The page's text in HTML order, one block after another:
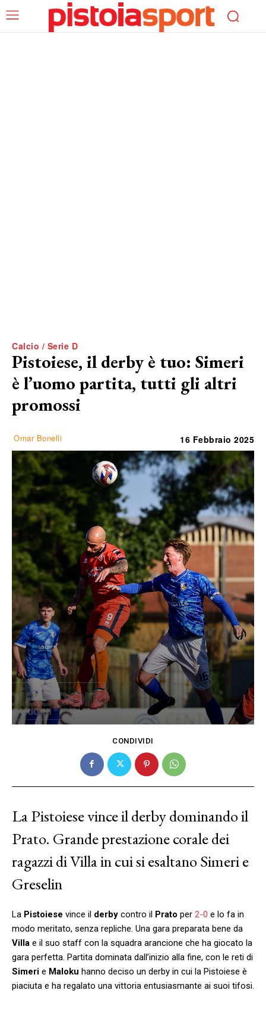
Calcio / Serie D
Pistoiese, il derby è tuo: Simeri
è l’uomo partita, tutti gli altri
promossi
Omar Bonelli 16 Febbraio 2025
CONDIVIDI
La Pistoiese vince il derby dominando il
Prato. Grande prestazione corale dei
ragazzi di Villa in cui si esaltano Simeri e
Greselin
La Pistoiese vince il derby contro il Prato per 2-0 e lo fa in
modo meritato, senza repliche. Una gara preparata bene da
Villa e il suo staff con la squadra arancione che ha giocato la
gara perfetta. Partita dominata dall’inizio alla fine, con le reti di
Simeri e Maloku hanno deciso un derby in cui la Pistoiese è
piaciuta e ha regalato una vittoria entusiasmante ai suoi tifosi.